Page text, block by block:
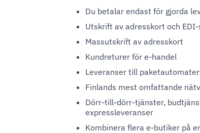
Du betalar endast för gjorda
Utskrift av adresskort och
Massutskrift av adresskort
Kundreturer för e-handel
Leveranser till
Finlands mest omfattande
Dörr-till-dörr-tjänster,
expressleveranser
Kombinera flera e-butiker på